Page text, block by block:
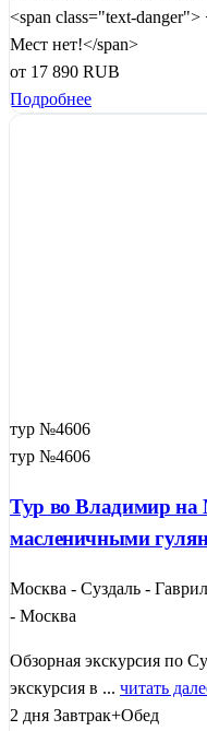
<span class="text-
Мест нет!</span>
от 17 890 RUB
Подробнее
тур №4606
тур №4606
Тур во Владимир на
масленичными
Москва - Суздаль -
- Москва
Обзорная экскурсия по
экскурсия в ... читать
2 дня Завтрак+Обед